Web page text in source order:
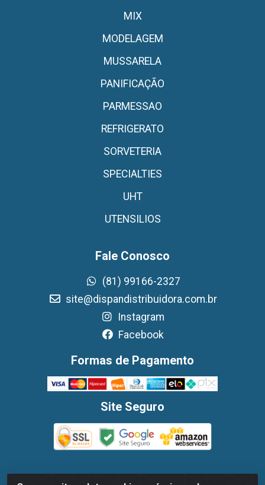
MIX
MODELAGEM
MUSSARELA
PANIFICAÇÃO
PARMESSAO
REFRIGERATO
SORVETERIA
SPECIALTIES
UHT
UTENSILIOS
Fale Conosco
(81) 99166-2327
site@dispandistribuidora.com.br
Instagram
Facebook
Formas de Pagamento
Site Seguro